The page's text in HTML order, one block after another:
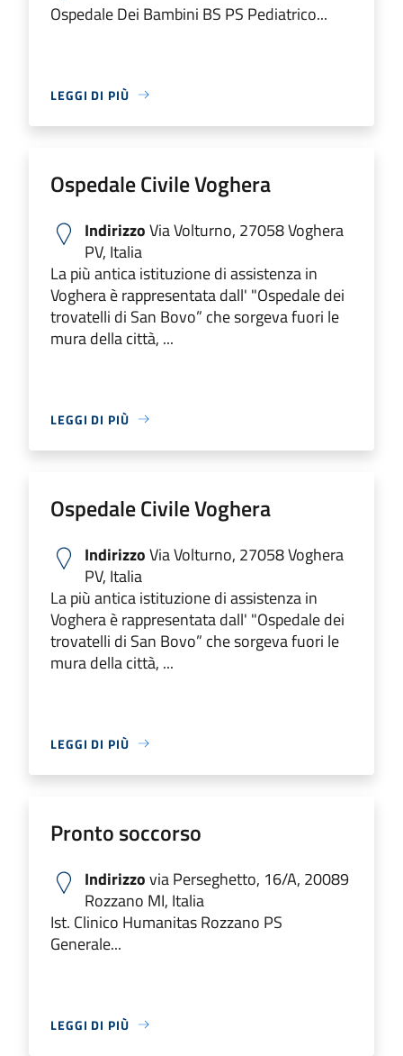
Ospedale Dei Bambini BS PS Pediatrico...
LEGGI DI PIÙ
Ospedale Civile Voghera
IndirizzoVia Volturno, 27058 Voghera
PV, Italia
La più antica istituzione di assistenza in
Voghera è rappresentata dall' "Ospedale dei
trovatelli di San Bovo” che sorgeva fuori le
mura della città, ...
LEGGI DI PIÙ
Ospedale Civile Voghera
IndirizzoVia Volturno, 27058 Voghera
PV, Italia
La più antica istituzione di assistenza in
Voghera è rappresentata dall' "Ospedale dei
trovatelli di San Bovo” che sorgeva fuori le
mura della città, ...
LEGGI DI PIÙ
Pronto soccorso
Indirizzovia Perseghetto, 16/A, 20089
Rozzano MI, Italia
Ist. Clinico Humanitas Rozzano PS
Generale...
LEGGI DI PIÙ